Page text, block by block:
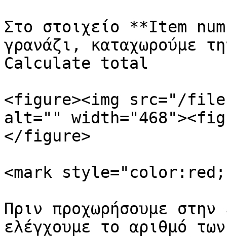
Στο στοιχείο **Item
γρανάζι, καταχωρούμε
Calculate total
<figure><img src="/files/
alt=""
</figure>
<mark
Πριν προχωρήσουμε
ελέγχουμε το αριθμό